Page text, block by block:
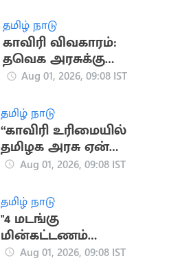
தமிழ் நாடு
காவிரி விவகாரம்:
தவெக அரசுக்கு
அன்புமணி பாராட்டு
Aug 01, 2026, 09:08 IST
தமிழ் நாடு
“காவிரி உரிமையில்
தமிழக அரசு ஏன்
மவுனம்?”... திமுக
விமர்சனம்
Aug 01, 2026, 09:08 IST
தமிழ் நாடு
"4 மடங்கு
மின்கட்டணம்
உயர்ந்தது எப்படி?” –
Aug 01, 2026, 09:08 IST